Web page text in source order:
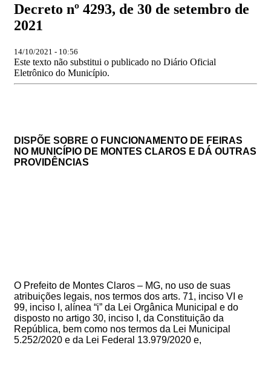
Decreto nº 4293, de 30 de setembro de
2021
14/10/2021 - 10:56
Este texto não substitui o publicado no Diário Oficial
Eletrônico do Município.
DISPÕE SOBRE O FUNCIONAMENTO DE FEIRAS
NO MUNICÍPIO DE MONTES CLAROS E DÁ OUTRAS
PROVIDÊNCIAS
O Prefeito de Montes Claros – MG, no uso de suas
atribuições legais, nos termos dos arts. 71, inciso VI e
99, inciso I, alínea “i” da Lei Orgânica Municipal e do
disposto no artigo 30, inciso I, da Constituição da
República, bem como nos termos da Lei Municipal
5.252/2020 e da Lei Federal 13.979/2020 e,